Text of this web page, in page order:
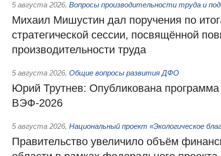
5 августа 2026, Вопросы производительности труда и
Михаил Мишустин дал поручения по
стратегической сессии, посвящённой
производительности труда
5 августа 2026, Общие вопросы развития ДФО
Юрий Трутнев: Опубликована
ВЭФ-2026
5 августа 2026, Национальный проект «Экологическое
Правительство увеличило объём